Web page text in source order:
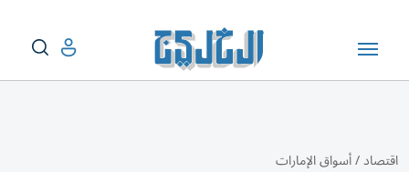
اقتصاد/أسواق الإمارات